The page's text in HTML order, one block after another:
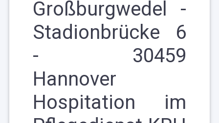
Großburgwedel -
Stadionbrücke 6
- 30459
Hannover
Hospitation im